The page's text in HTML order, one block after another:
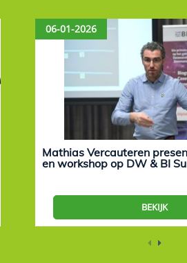
06-01-2026
Mathias Vercauteren
en workshop op DW & BI
BEKIJK